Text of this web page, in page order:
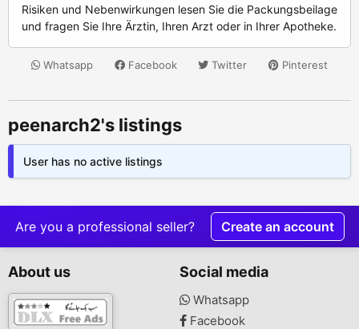
Risiken und Nebenwirkungen lesen Sie die Packungsbeilage
und fragen Sie Ihre Ärztin, Ihren Arzt oder in Ihrer Apotheke.
Whatsapp Facebook Twitter Pinterest
peenarch2's listings
User has no active listings
Are you a professional seller? Create an account
About us Social media
Whatsapp
Facebook